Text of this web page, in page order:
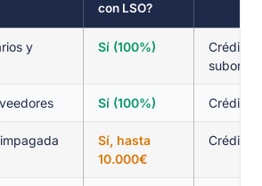
con LSO?
y
Sí (100%)
Crédito
Sí (100%) Crédito
Sí, hasta
10.000€
Crédito